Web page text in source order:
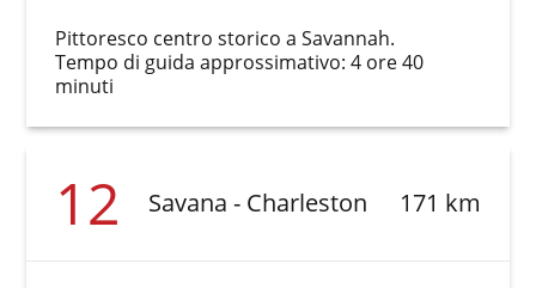
Pittoresco centro storico a Savannah.
Tempo di guida approssimativo: 4 ore 40
minuti
12 Savana - Charleston 171 km